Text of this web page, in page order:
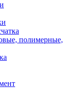
полимерные,